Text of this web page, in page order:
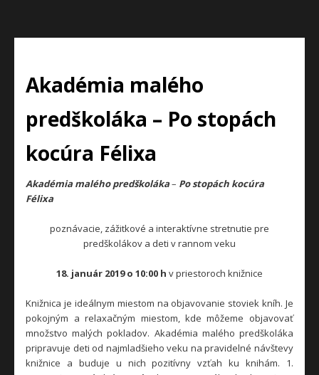
Akadémia malého
predškoláka – Po stopách
kocúra Félixa
Akadémia malého predškoláka– Po stopách kocúra
Félixa
poznávacie, zážitkové a interaktívne stretnutie pre
predškolákov a deti v rannom veku
18. január 2019 o 10:00 h v priestoroch knižnice
Knižnica je ideálnym miestom na objavovanie stoviek kníh. Je
pokojným a relaxačným miestom, kde môžeme objavovať
množstvo malých pokladov. Akadémia malého predškoláka
pripravuje deti od najmladšieho veku na pravidelné návštevy
knižnice a buduje u nich pozitívny vzťah ku knihám. 1.